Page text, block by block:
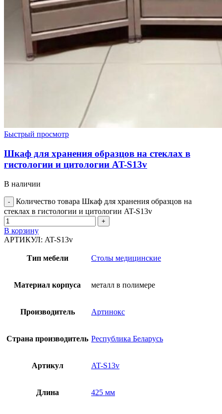
Быстрый просмотр
Шкаф для хранения образцов на стеклах в
гистологии и цитологии AT-S13v
В наличии
Количество товара Шкаф для хранения образцов на
стеклах в гистологии и цитологии AT-S13v
В корзину
АРТИКУЛ: AT-S13v
Тип мебели Столы медицинские
Материал корпуса металл в полимере
Производитель Артинокс
Страна производитель Республика Беларусь
Артикул AT-S13v
Длина 425 мм